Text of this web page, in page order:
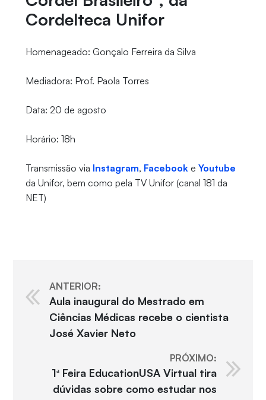
Cordelteca Unifor
Homenageado: Gonçalo Ferreira da Silva
Mediadora: Prof. Paola Torres
Data: 20 de agosto
Horário: 18h
Transmissão via Instagram, Facebooke Youtube
da Unifor, bem como pela TV Unifor (canal 181 da
NET)
ANTERIOR:
Aula inaugural do Mestrado em
Ciências Médicas recebe o cientista
José Xavier Neto
PRÓXIMO:
1ª Feira EducationUSA Virtual tira
dúvidas sobre como estudar nos